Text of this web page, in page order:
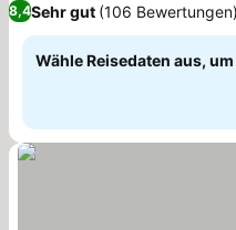
8,4Sehr gut (106 Bewertungen)
Wähle Reisedaten aus,